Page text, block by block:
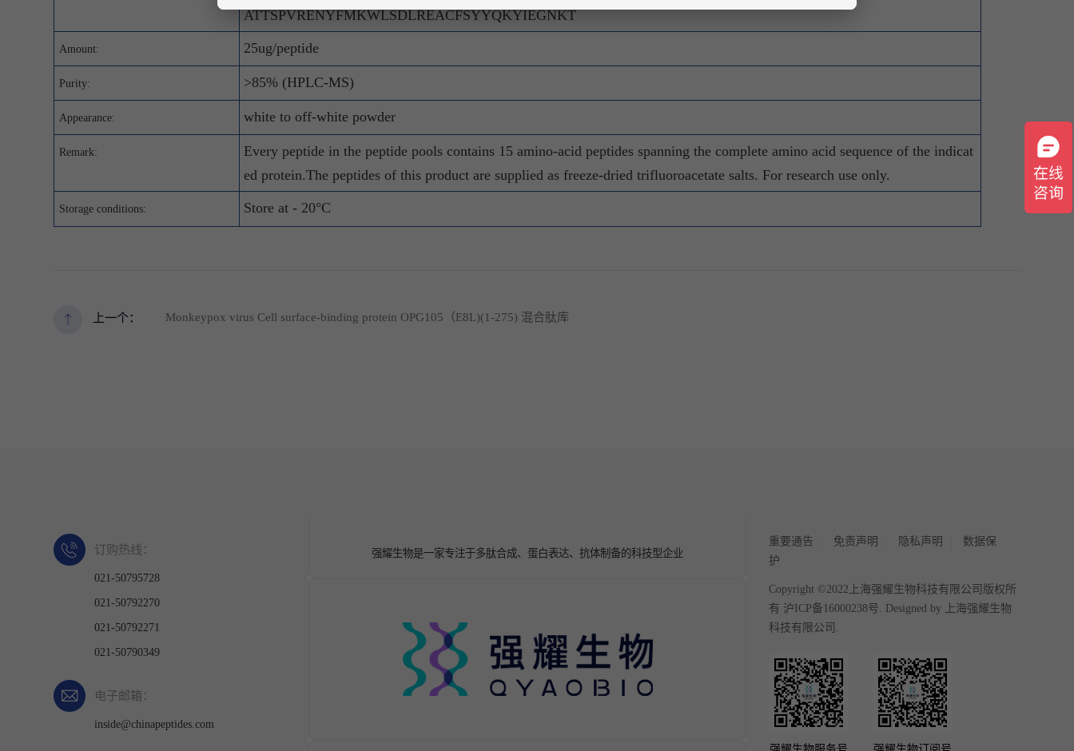
ATTSPVRENYFMKWLSDLREACFSYYQKYIEGNKT
Amount: 25ug/peptide
Purity: >85% (HPLC-MS)
Appearance: white to off-white powder
Remark:
Every peptide in the peptide pools contains 15 amino-acid peptides spanning the complete amino acid sequence of the indicat
ed protein.The peptides of this product are supplied as freeze-dried trifluoroacetate salts. For research use only.
Storage conditions: Store at - 20°C
上一个： Monkeypox virus Cell surface-binding protein OPG105（E8L)(1-275) 混合肽库
订购热线：
021-50795728
021-50792270
021-50792271
021-50790349
电子邮箱：
inside@chinapeptides.com
强耀生物是一家专注于多肽合成、蛋白表达、抗体制备的科技型企业
重要通告 免责声明 隐私声明
数据保
护
Copyright ©2022上海强耀生物科技有限公司版权所
有 沪ICP备16000238号. Designed by
上海强耀生物
科技有限公司.